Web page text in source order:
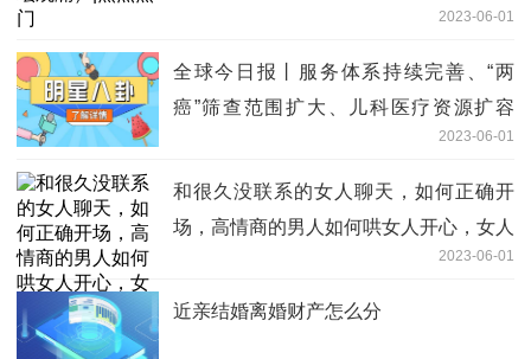
2023-06-01
全球今日报丨服务体系持续完善、“两
癌”筛查范围扩大、儿科医疗资源扩容
——我国进一步提升妇女儿童健康水平
2023-06-01
和很久没联系的女人聊天，如何正确开
场，高情商的男人如何哄女人开心，女人
2023-06-01
近亲结婚离婚财产怎么分